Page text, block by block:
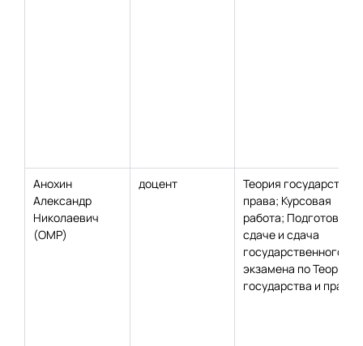
Анохин
Александр
Николаевич
(ОМР)
доцент
Теория государства и
права; Курсовая
работа; Подготовка к
сдаче и сдача
государственного
экзамена по Теории
государства и права